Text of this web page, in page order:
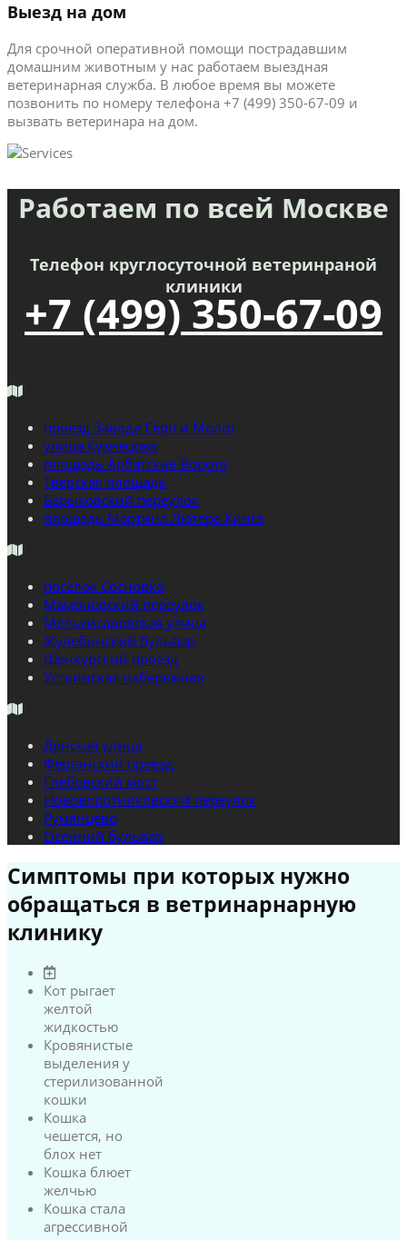
Выезд на дом
Для срочной оперативной помощи пострадавшим
домашним животным у нас работаем выездная
ветеринарная служба. В любое время вы можете
позвонить по номеру телефона +7 (499) 350-67-09 и
вызвать ветеринара на дом.
Работаем по всей Москве
Телефон круглосуточной ветеринраной
клиники
+7 (499) 350-67-09
проезд Завода Серп и Молот
улица Кузнецова
площадь Арбатские Ворота
Тверская площадь
Барыковский переулок
площадь Мартина Лютера Кинга
посёлок Сосновка
Мамоновский переулок
Мелькисаровская улица
Жулебинский бульвар
Шенкурский проезд
Устьинская набережная
Донская улица
Ферганский проезд
Глебовский мост
Нововоротниковский переулок
Румянцево
Осенний бульвар
Симптомы при которых нужно
обращаться в ветринарнарную
клинику
Кот рыгает
желтой
жидкостью
Кровянистые
выделения у
стерилизованной
кошки
Кошка
чешется, но
блох нет
Кошка блюет
желчью
Кошка стала
агрессивной